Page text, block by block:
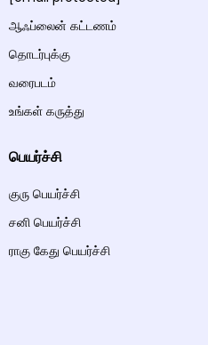
ஆஃப்லைன் கட்டணம்
தொடர்புக்கு
வரைபடம்
உங்கள் கருத்து
பெயர்ச்சி
குரு பெயர்ச்சி
சனி பெயர்ச்சி
ராகு கேது பெயர்ச்சி